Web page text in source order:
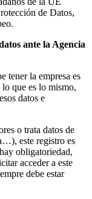
de Datos,
ante la Agencia
tener la empresa es
que es lo mismo,
datos e
o trata datos de
este registro es
obligatoriedad,
acceder a este
debe estar